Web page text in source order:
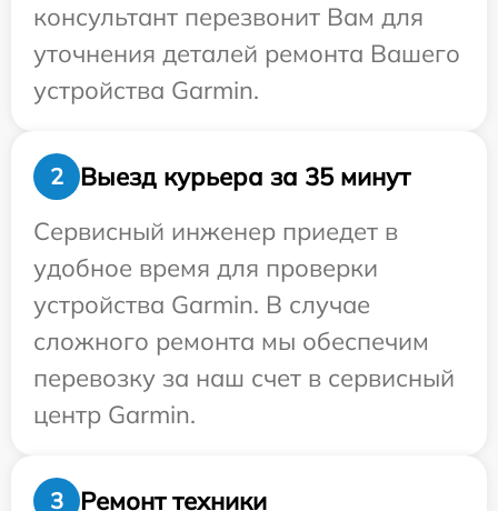
консультант перезвонит Вам для
уточнения деталей ремонта Вашего
устройства Garmin.
2
Выезд курьера за 35 минут
Сервисный инженер приедет в
удобное время для проверки
устройства Garmin. В случае
сложного ремонта мы обеспечим
перевозку за наш счет в сервисный
центр Garmin.
3 Ремонт техники